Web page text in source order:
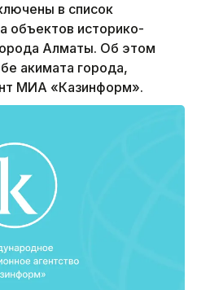
в список
объектов историко-
Алматы. Об этом
акимата города,
МИА «Казинформ».